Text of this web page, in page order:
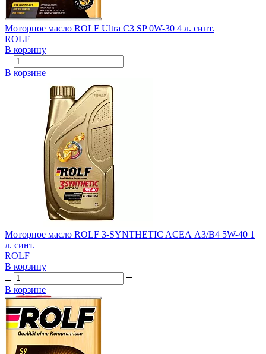
Моторное масло ROLF Ultra C3 SP 0W-30 4 л. синт.
ROLF
В корзину
В корзине
Моторное масло ROLF 3-SYNTHETIC AСЕА A3/B4 5W-40 1
л. синт.
ROLF
В корзину
В корзине